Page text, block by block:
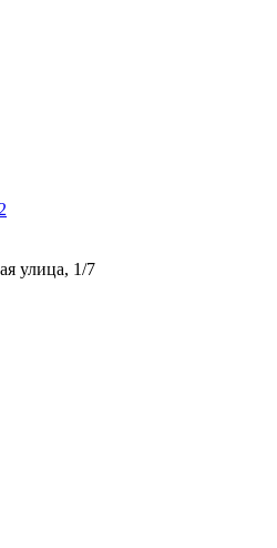
улица, 1/7